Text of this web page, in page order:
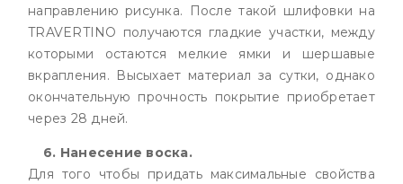
направлению рисунка. После такой шлифовки на
TRAVERTINO получаются гладкие участки, между
которыми остаются мелкие ямки и шершавые
вкрапления. Высыхает материал за сутки, однако
окончательную прочность покрытие приобретает
через 28 дней.
6. Нанесение воска.
Для того чтобы придать максимальные свойства